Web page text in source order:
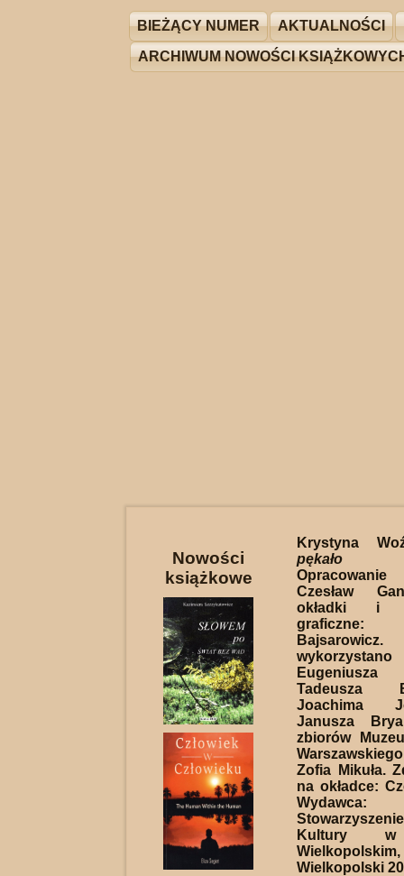
BIEŻĄCY NUMER AKTUALNOŚCI
ARCHIWUM NOWOŚCI
Nowości
książkowe
Krystyna
pękało
Czesław
okładki i
Eugeniusza
Tadeusza
Joachima
Janusza
zbiorów
Zofia Mikuła.
na okładce:
Wydawca:
Kultury w
Wielkopolski